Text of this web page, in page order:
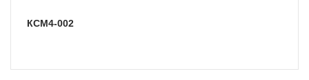
КСМ4-002